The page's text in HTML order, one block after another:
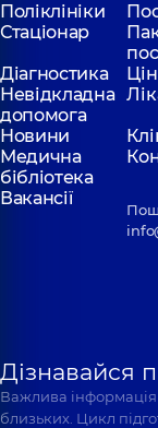
Поліклініки
Стаціонар
Діагностика
Невідкладна
допомога
Новини
Медична
бібліотека
Вакансії
Дізнавайся
Важлива інформація
близьких. Цикл